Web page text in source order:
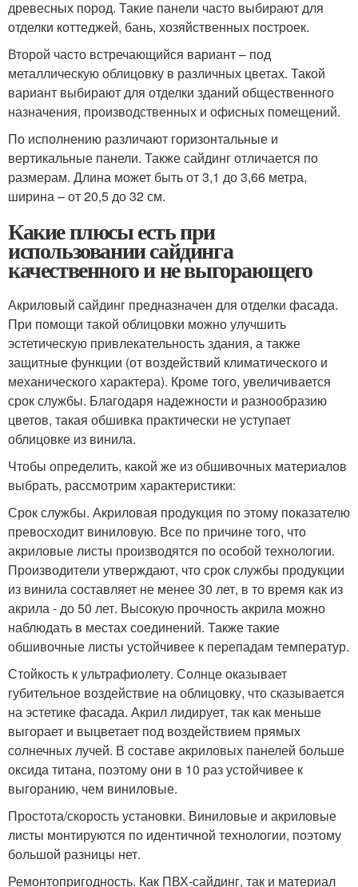
древесных пород. Такие панели часто выбирают для
отделки коттеджей, бань, хозяйственных построек.
Второй часто встречающийся вариант – под
металлическую облицовку в различных цветах. Такой
вариант выбирают для отделки зданий общественного
назначения, производственных и офисных помещений.
По исполнению различают горизонтальные и
вертикальные панели. Также сайдинг отличается по
размерам. Длина может быть от 3,1 до 3,66 метра,
ширина – от 20,5 до 32 см.
Какие плюсы есть при
использовании сайдинга
качественного и не выгорающего
Акриловый сайдинг предназначен для отделки фасада.
При помощи такой облицовки можно улучшить
эстетическую привлекательность здания, а также
защитные функции (от воздействий климатического и
механического характера). Кроме того, увеличивается
срок службы. Благодаря надежности и разнообразию
цветов, такая обшивка практически не уступает
облицовке из винила.
Чтобы определить, какой же из обшивочных материалов
выбрать, рассмотрим характеристики:
Срок службы. Акриловая продукция по этому показателю
превосходит виниловую. Все по причине того, что
акриловые листы производятся по особой технологии.
Производители утверждают, что срок службы продукции
из винила составляет не менее 30 лет, в то время как из
акрила - до 50 лет. Высокую прочность акрила можно
наблюдать в местах соединений. Также такие
обшивочные листы устойчивее к перепадам температур.
Стойкость к ультрафиолету. Солнце оказывает
губительное воздействие на облицовку, что сказывается
на эстетике фасада. Акрил лидирует, так как меньше
выгорает и выцветает под воздействием прямых
солнечных лучей. В составе акриловых панелей больше
оксида титана, поэтому они в 10 раз устойчивее к
выгоранию, чем виниловые.
Простота/скорость установки. Виниловые и акриловые
листы монтируются по идентичной технологии, поэтому
большой разницы нет.
Ремонтопригодность. Как ПВХ-сайдинг, так и материал